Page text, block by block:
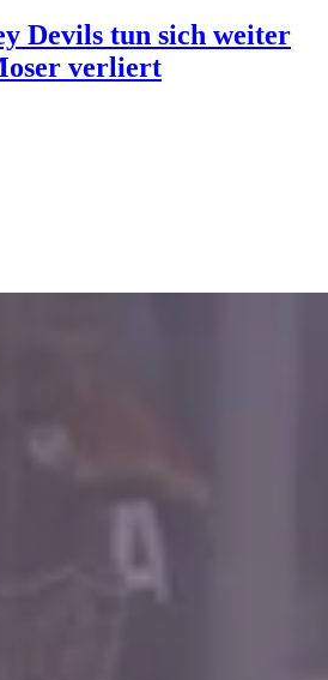
Devils tun sich weiter
verliert